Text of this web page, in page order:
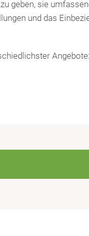
geben, sie
und das
Angebote: